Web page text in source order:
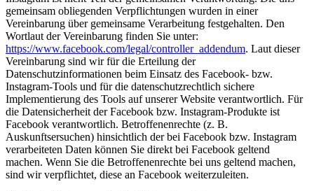
gemeinsam obliegenden Verpflichtungen wurden in einer
Vereinbarung über gemeinsame Verarbeitung festgehalten. Den
Wortlaut der Vereinbarung finden Sie unter:
https://www.facebook.com/legal/controller_addendum. Laut dieser
Vereinbarung sind wir für die Erteilung der
Datenschutzinformationen beim Einsatz des Facebook- bzw.
Instagram-Tools und für die datenschutzrechtlich sichere
Implementierung des Tools auf unserer Website verantwortlich. Für
die Datensicherheit der Facebook bzw. Instagram-Produkte ist
Facebook verantwortlich. Betroffenenrechte (z. B.
Auskunftsersuchen) hinsichtlich der bei Facebook bzw. Instagram
verarbeiteten Daten können Sie direkt bei Facebook geltend
machen. Wenn Sie die Betroffenenrechte bei uns geltend machen,
sind wir verpflichtet, diese an Facebook weiterzuleiten.